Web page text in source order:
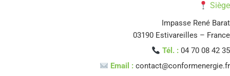
Siège
Impasse René Barat
03190 Estivareilles – France
Tél. : 04 70 08 42 35
Email : contact@conformenergie.fr